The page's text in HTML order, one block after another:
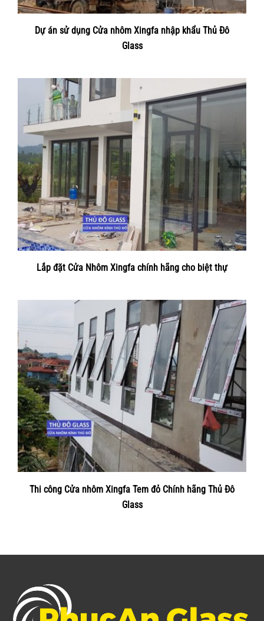
Dự án sử dụng Cửa nhôm Xingfa nhập khẩu Thủ Đô
Glass
Lắp đặt Cửa Nhôm Xingfa chính hãng cho biệt thự
Thi công Cửa nhôm Xingfa Tem đỏ Chính hãng Thủ Đô
Glass